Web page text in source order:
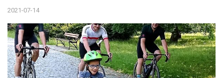
2021-07-14